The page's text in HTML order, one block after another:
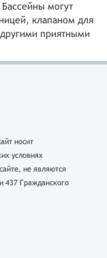
могут
клапаном для
приятными
носит
условиях
не являются
437 Гражданского